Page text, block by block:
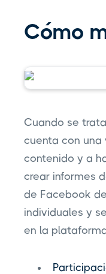
Cómo
Cuando se
cuenta con
contenido y a
crear informes
de Facebook
individuales y
en la